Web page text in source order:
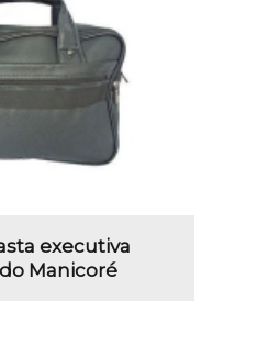
executiva
Manicoré